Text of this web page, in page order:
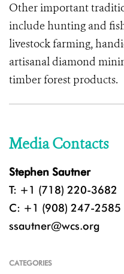
Other important
include hunting and
livestock farming,
artisanal diamond
timber forest products.
Media Contacts
Stephen Sautner
T: +1 (718) 220-3682
C: +1 (908) 247-2585
ssautner@wcs.org
CATEGORIES